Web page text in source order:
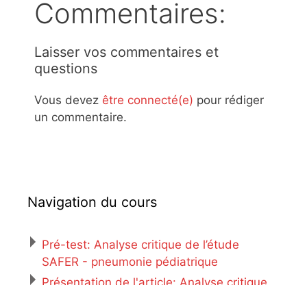
Commentaires:
Laisser vos commentaires et
questions
Vous devez être connecté(e) pour rédiger
un commentaire.
Navigation du cours
Pré-test: Analyse critique de l’étude
SAFER - pneumonie pédiatrique
Présentation de l'article: Analyse critique